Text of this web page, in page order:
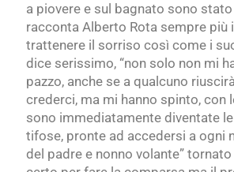
a piovere e sul bagnato sono stato
racconta Alberto Rota sempre più
trattenere il sorriso così come i
dice serissimo, “non solo non mi
pazzo, anche se a qualcuno
crederci, ma mi hanno spinto, con
sono immediatamente diventate
tifose, pronte ad accedersi a ogni
del padre e nonno volante”